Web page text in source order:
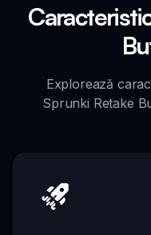
Explorează
Sprunki Retake